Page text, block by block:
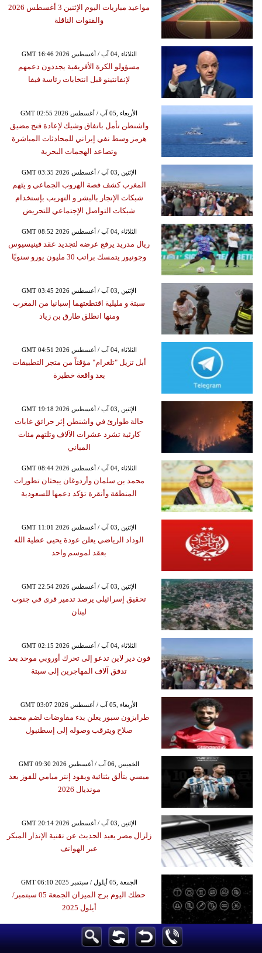
مواعيد مباريات اليوم الإثنين 3 أغسطس 2026
والقنوات الناقلة
GMT 16:46 2026 الثلاثاء ,04 آب / أغسطس
مسؤولو الكرة الأفريقية يجددون دعمهم
لإنفانتينو قبل انتخابات رئاسة فيفا
GMT 02:55 2026 الأربعاء ,05 آب / أغسطس
واشنطن تأمل باتفاق وشيك لإعادة فتح مضيق
هرمز وسط نفي إيراني للمحادثات المباشرة
وتصاعد الهجمات البحرية
GMT 03:35 2026 الإثنين ,03 آب / أغسطس
المغرب كشف قصة الهروب الجماعي و يتَهم
شبكات الإتجار بالبشر و التهريب بإستخدام
شبكات التواصل الإجتماعي للتحريض
GMT 08:52 2026 الثلاثاء ,04 آب / أغسطس
ريال مدريد يرفع عرضه لتجديد عقد فينيسيوس
وجونيور يتمسك براتب 30 مليون يورو سنويًا
GMT 03:45 2026 الإثنين ,03 آب / أغسطس
سبتة و مليلية اقتطعتهما إسبانيا من المغرب
ومنها انطلق طارق بن زياد
GMT 04:51 2026 الثلاثاء ,04 آب / أغسطس
أبل تزيل "تلغرام" مؤقتاً من متجر التطبيقات
بعد واقعة خطيرة
GMT 19:18 2026 الإثنين ,03 آب / أغسطس
حالة طوارئ في واشنطن إثر حرائق غابات
كارثية تشرد عشرات الآلاف وتلتهم مئات
المباني
GMT 08:44 2026 الثلاثاء ,04 آب / أغسطس
محمد بن سلمان وأردوغان يبحثان تطورات
المنطقة وأنقرة تؤكد دعمها للسعودية
GMT 11:01 2026 الإثنين ,03 آب / أغسطس
الوداد الرياضي يعلن عودة يحيى عطية الله
بعقد لموسم واحد
GMT 22:54 2026 الإثنين ,03 آب / أغسطس
تحقيق إسرائيلي يرصد تدمير قرى في جنوب
لبنان
GMT 02:15 2026 الثلاثاء ,04 آب / أغسطس
فون دير لاين تدعو إلى تحرك أوروبي موحد بعد
تدفق آلاف المهاجرين إلى سبتة
GMT 03:07 2026 الأربعاء ,05 آب / أغسطس
طرابزون سبور يعلن بدء مفاوضات لضم محمد
صلاح ويترقب وصوله إلى إسطنبول
GMT 09:30 2026 الخميس ,06 آب / أغسطس
ميسي يتألق بثنائية ويقود إنتر ميامي للفوز بعد
مونديال 2026
GMT 20:14 2026 الإثنين ,03 آب / أغسطس
زلزال مصر يعيد الحديث عن تقنية الإنذار المبكر
عبر الهواتف
GMT 06:10 2025 الجمعة ,05 أيلول / سبتمبر
حظك اليوم برج الميزان الجمعة 05 سبتمبر/
أيلول 2025
GMT 19:21 2017 الجمعة ,10 تشرين الثاني / نوفمبر